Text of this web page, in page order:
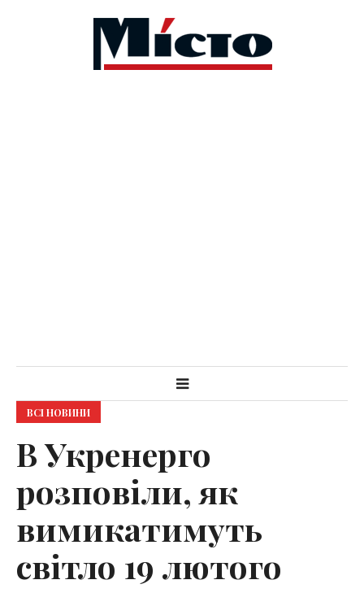
ВСІ НОВИНИ
В Укренерго
розповіли, як
вимикатимуть
світло 19 лютого